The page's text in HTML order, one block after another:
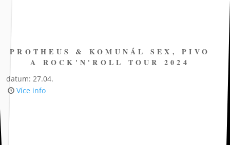
PROTHEUS & KOMUNÁL SEX, PIVO
A ROCK'N'ROLL TOUR 2024
datum: 27.04.
Více info